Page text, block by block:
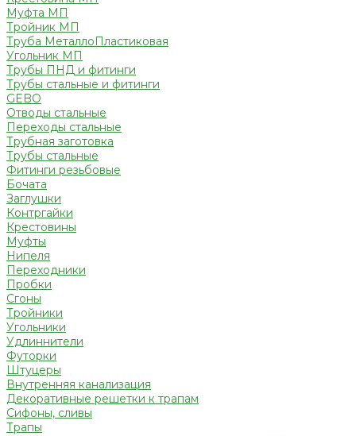
Муфта МП
Тройник МП
Труба МеталлоПластиковая
Угольник МП
Трубы ПНД и фитинги
Трубы стальные и фитинги
GEBO
Отводы стальные
Переходы стальные
Трубная заготовка
Трубы стальные
Фитинги резьбовые
Бочата
Заглушки
Контргайки
Крестовины
Муфты
Нипеля
Переходники
Пробки
Сгоны
Тройники
Угольники
Удлиннители
Футорки
Штуцеры
Внутренняя канализация
Декоративные решетки к трапам
Сифоны, сливы
Трапы